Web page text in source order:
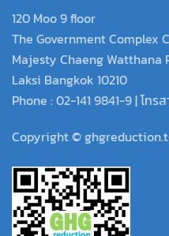
120 Moo 9 floor
The Government Complex
Majesty Chaeng Watthana
Laksi Bangkok 10210
Phone : 02-141 9841-9 | โทร
Copyright ©